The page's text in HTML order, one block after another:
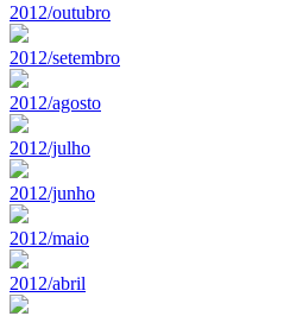
2012/outubro
2012/setembro
2012/agosto
2012/julho
2012/junho
2012/maio
2012/abril